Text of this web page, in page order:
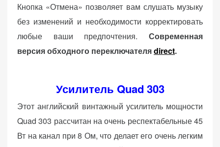
Кнопка «Отмена» позволяет вам слушать музыку
без изменений и необходимости корректировать
любые ваши предпочтения. Современная
версия обходного переключателяdirect.
Усилитель Quad 303
Этот английский винтажный усилитель мощности
Quad 303 рассчитан на очень респектабельные 45
Вт на канал при 8 Ом, что делает его очень легким